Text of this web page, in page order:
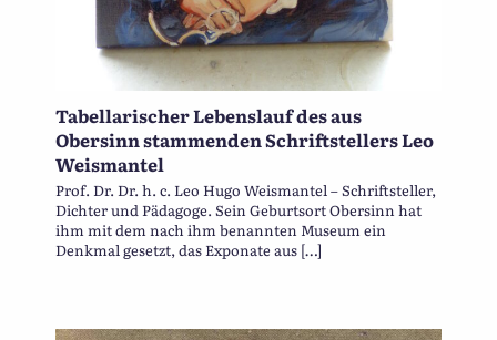
Tabellarischer Lebenslauf des aus
Obersinn stammenden Schriftstellers Leo
Weismantel
Prof. Dr. Dr. h. c. Leo Hugo Weismantel – Schriftsteller,
Dichter und Pädagoge. Sein Geburtsort Obersinn hat
ihm mit dem nach ihm benannten Museum ein
Denkmal gesetzt, das Exponate aus […]